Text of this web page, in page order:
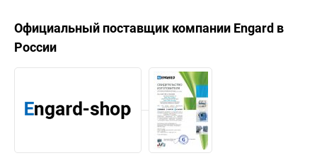
Официальный поставщик компании Engard в
России